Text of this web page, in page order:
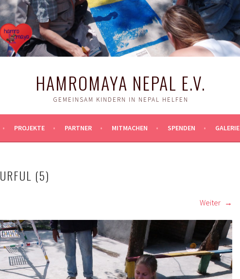
HAMROMAYA NEPAL E.V.
GEMEINSAM KINDERN IN NEPAL HELFEN
PROJEKTE PARTNER MITMACHEN SPENDEN GALERIE
(5)
Weiter